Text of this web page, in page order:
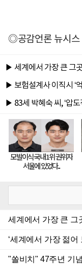
◎공감언론 뉴시스